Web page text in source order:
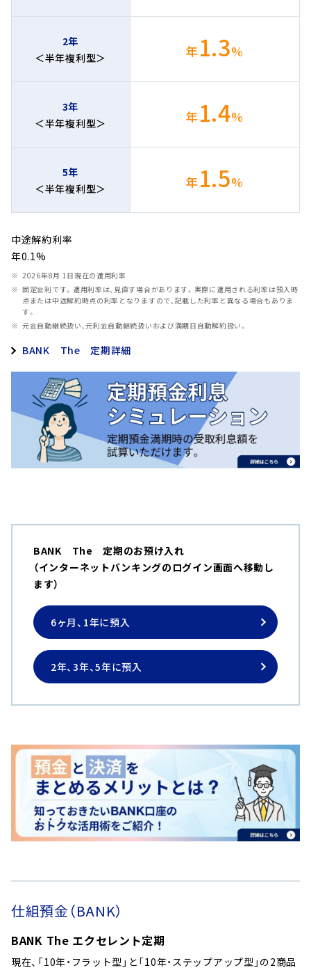
2年
＜半年複利型＞
3年
＜半年複利型＞
5年
＜半年複利型＞
年1.3%
年1.4%
年1.5%
中途解約利率
年0.1%
2026年8月 1日現在の適用利率
固定金利です。適用利率は、見直す場合があります。実際に適用される利率は預入時
点または中途解約時点の利率となりますので、記載した利率と異なる場合もありま
す。
元金自動継続扱い、元利金自動継続扱いおよび満期日自動解約扱い。
BANK The 定期詳細
BANK The 定期のお預け入れ
（インターネットバンキングのログイン画面へ移動し
ます）
6ヶ月、1年に預入
2年、3年、5年に預入
仕組預金（BANK）
BANK The エクセレント定期
現在、「10年・フラット型」と「10年・ステップアップ型」の2商品